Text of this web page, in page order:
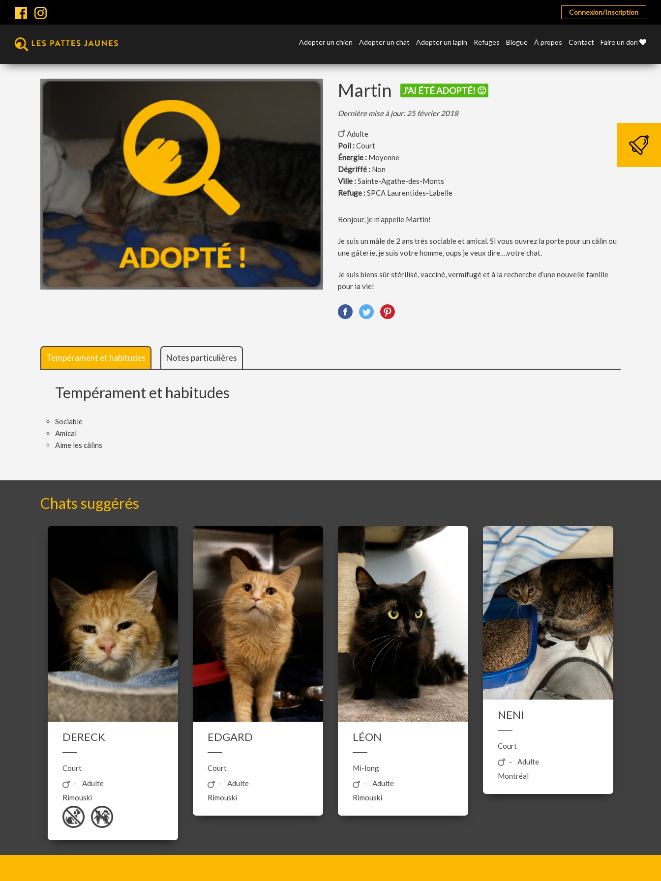
Connexion/Inscription
Adopter un chien Adopter un chat Adopter un lapin Refuges Blogue À propos Contact Faire un don
Martin J'AI ÉTÉ ADOPTÉ! 🙂
Dernière mise à jour: 25 février 2018
Adulte
Poil :Court
Énergie : Moyenne
Dégriffé : Non
Ville :Sainte-Agathe-des-Monts
Refuge :SPCA Laurentides-Labelle
Bonjour, je m’appelle Martin!
Je suis un mâle de 2 ans très sociable et amical. Si vous ouvrez la porte pour un câlin ou
une gâterie, je suis votre homme, oups je veux dire….votre chat.
Je suis biens sûr stérilisé, vacciné, vermifugé et à la recherche d’une nouvelle famille
pour la vie!
Tempérament et habitudes Notes particulières
Tempérament et habitudes
Sociable
Amical
Aime les câlins
Chats suggérés
DERECK
Court
Adulte
Rimouski
EDGARD
Court
Adulte
Rimouski
LÉON
Mi-long
Adulte
Rimouski
NENI
Court
Adulte
Montréal